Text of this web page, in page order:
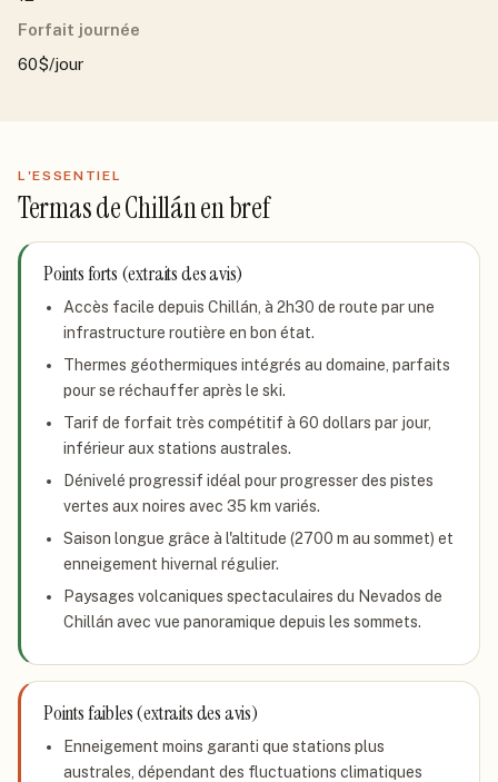
Forfait journée
60$/jour
L'ESSENTIEL
Termas de Chillánen bref
Points forts (extraits des avis)
Accès facile depuis Chillán, à 2h30 de route par une
infrastructure routière en bon état.
Thermes géothermiques intégrés au domaine, parfaits
pour se réchauffer après le ski.
Tarif de forfait très compétitif à 60 dollars par jour,
inférieur aux stations australes.
Dénivelé progressif idéal pour progresser des pistes
vertes aux noires avec 35 km variés.
Saison longue grâce à l'altitude (2700 m au sommet) et
enneigement hivernal régulier.
Paysages volcaniques spectaculaires du Nevados de
Chillán avec vue panoramique depuis les sommets.
Points faibles (extraits des avis)
Enneigement moins garanti que stations plus
australes, dépendant des fluctuations climatiques